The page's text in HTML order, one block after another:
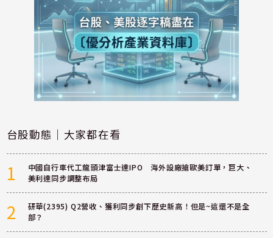
台股動態｜大家都在看
1
中國自行車代工龍頭津富士達IPO 海外設廠搶歐美訂單，巨大、
美利達同步調整布局
2
研華(2395) Q2營收、獲利同步創下歷史新高！但是~這還不是全
部？